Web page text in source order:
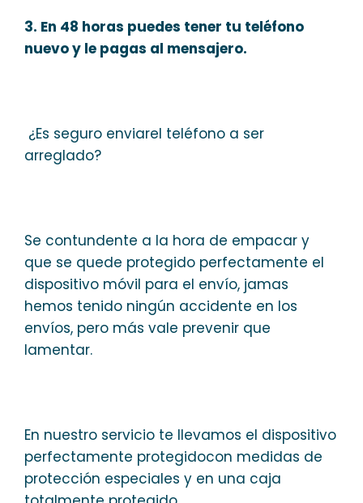
3. En 48 horas puedes tener tu teléfono
nuevo y le pagas al mensajero.
¿Es seguro enviarel teléfono a ser
arreglado?
Se contundente a la hora de empacar y
que se quede protegido perfectamente el
dispositivo móvil para el envío, jamas
hemos tenido ningún accidente en los
envíos, pero más vale prevenir que
lamentar.
En nuestro servicio te llevamos el dispositivo
perfectamente protegidocon medidas de
protección especiales y en una caja